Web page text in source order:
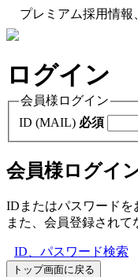
プレミアム採用情報
ログイン
会員様ログイン
ID (MAIL) 必須
会員様ログイ
IDまたはパスワードを
また、会員登録されて
ID、パスワード検索
トップ画面に戻る